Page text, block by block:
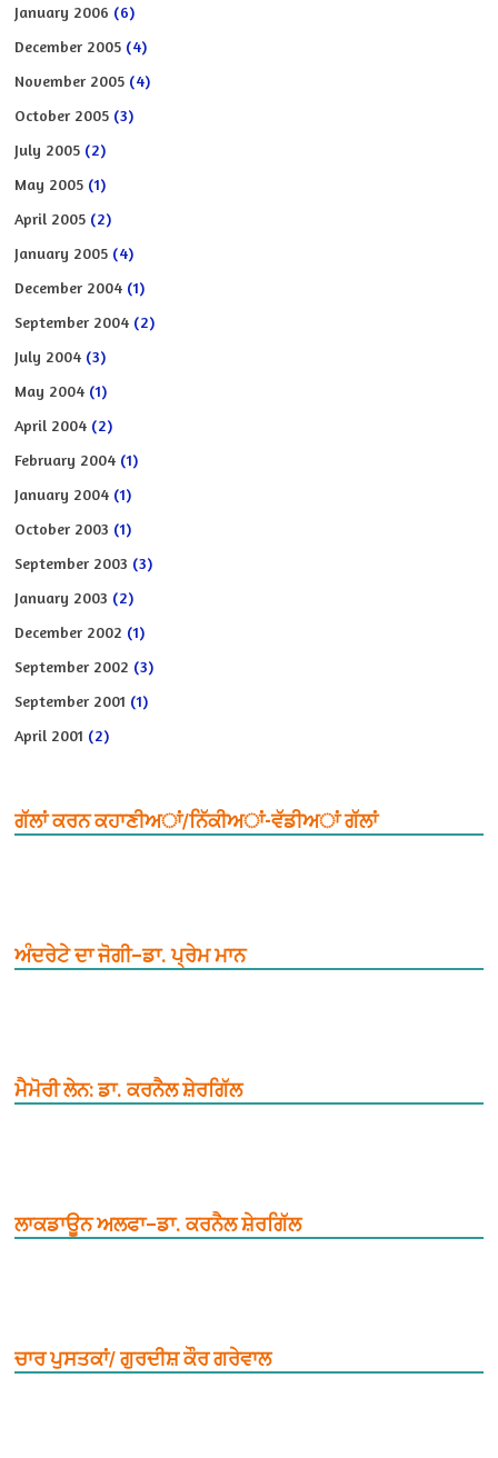
January 2006 (6)
December 2005 (4)
November 2005 (4)
October 2005 (3)
July 2005 (2)
May 2005 (1)
April 2005 (2)
January 2005 (4)
December 2004 (1)
September 2004 (2)
July 2004 (3)
May 2004 (1)
April 2004 (2)
February 2004 (1)
January 2004 (1)
October 2003 (1)
September 2003 (3)
January 2003 (2)
December 2002 (1)
September 2002 (3)
September 2001 (1)
April 2001 (2)
ਗੱਲਾਂ ਕਰਨ ਕਹਾਣੀਅਾਂ/ਨਿੱਕੀਅਾਂ-ਵੱਡੀਅਾਂ ਗੱਲਾਂ
ਅੰਦਰੇਟੇ ਦਾ ਜੋਗੀ–ਡਾ. ਪ੍ਰੇਮ ਮਾਨ
ਮੈਮੋਰੀ ਲੇਨ: ਡਾ. ਕਰਨੈਲ ਸ਼ੇਰਗਿੱਲ
ਲਾਕਡਾਊਨ ਅਲਫਾ–ਡਾ. ਕਰਨੈਲ ਸ਼ੇਰਗਿੱਲ
ਚਾਰ ਪੁਸਤਕਾਂ/ ਗੁਰਦੀਸ਼ ਕੌਰ ਗਰੇਵਾਲ